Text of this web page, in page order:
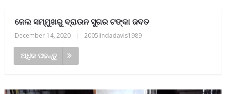
ଜେଲ ସମ୍ମୁଖରୁ ବ୍ରାଉନ ସୁଗର ଟଙ୍କା ଜବତ
December 14, 2020 2005lindadavis1989
ଅଧିକ ପଢନ୍ତୁ